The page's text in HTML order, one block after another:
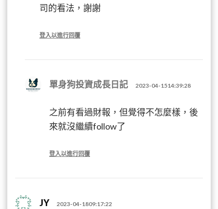
司的看法，謝謝
登入以進行回覆
單身狗投資成長日記 2023-04-1514:39:28
之前有看過財報，但覺得不怎麼樣，後
來就沒繼續follow了
登入以進行回覆
JY 2023-04-1809:17:22